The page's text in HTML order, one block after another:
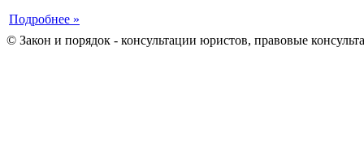
Подробнее »
© Закон и порядок - консультации юристов, правовые